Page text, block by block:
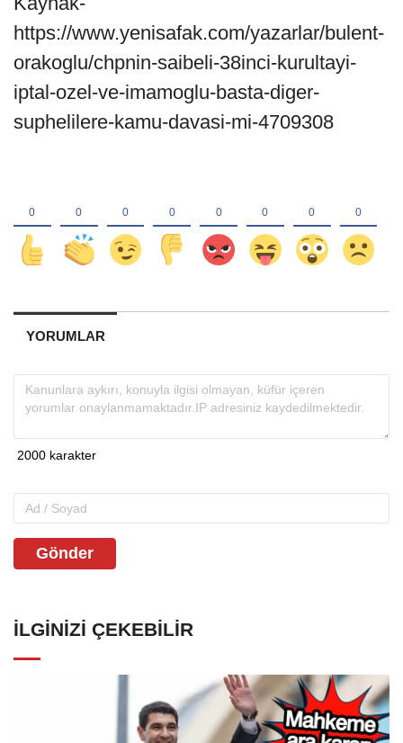
https://www.yenisafak.com/yazarlar/bulent-
orakoglu/chpnin-saibeli-38inci-kurultayi-
iptal-ozel-ve-imamoglu-basta-diger-
suphelilere-kamu-davasi-mi-4709308
YORUMLAR
Gönder
İLGINIZI ÇEKEBILIR